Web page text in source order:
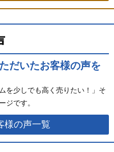
だいたお客様の声を
を少しでも高く売りたい！」そ
ジです。
様の声一覧